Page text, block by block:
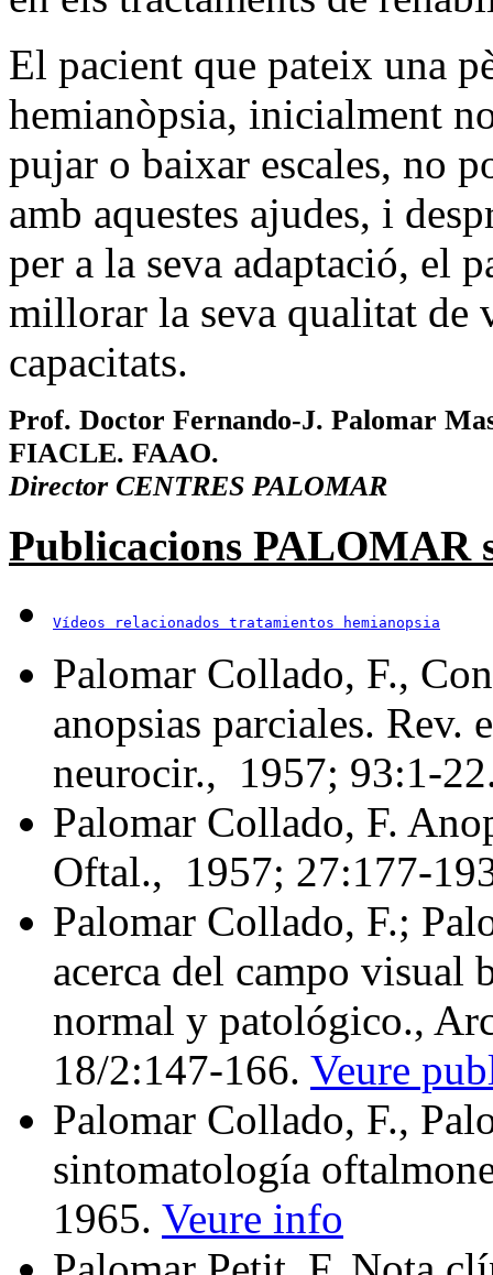
El pacient que pateix una
hemianòpsia, inicialment
pujar o baixar escales, no
amb aquestes ajudes, i
per a la seva adaptació, el
millorar la seva qualitat de
capacitats.
Prof. Doctor Fernando-J. Palomar
FIACLE. FAAO.
Director CENTRES PALOMAR
Publicacions PALOMAR
Vídeos relacionados tratamientos hemianopsia
Palomar Collado, F.,
anopsias parciales.
neurocir., 1957;
Palomar Collado, F.
Oftal., 1957;
Palomar Collado, F.;
acerca del campo visual
normal y patológico.,
18/2:147‑166. Veure
Palomar Collado, F.,
sintomatología
1965. Veure info